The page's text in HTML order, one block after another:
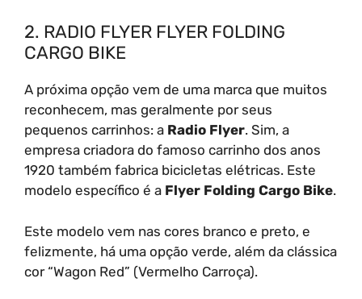
2. RADIO FLYER FLYER FOLDING
CARGO BIKE
A próxima opção vem de uma marca que muitos
reconhecem, mas geralmente por seus
pequenos carrinhos: a Radio Flyer. Sim, a
empresa criadora do famoso carrinho dos anos
1920 também fabrica bicicletas elétricas. Este
modelo específico é a Flyer Folding Cargo Bike.
Este modelo vem nas cores branco e preto, e
felizmente, há uma opção verde, além da clássica
cor “Wagon Red” (Vermelho Carroça).